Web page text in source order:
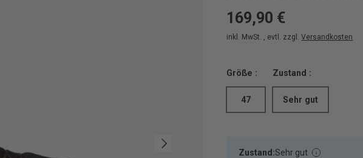
Nächste
169,90 €
inkl. MwSt. , evtl. zzgl.Versandkosten
Größe :
47
Zustand :
Sehr gut
Zustand:Sehr gut